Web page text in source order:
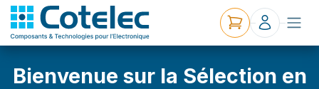
Bienvenue sur la Sélection en